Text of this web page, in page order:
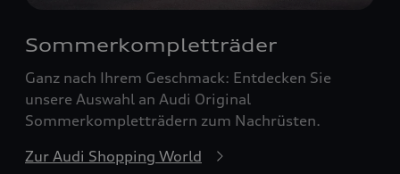
Sommerkompletträder
Ganz nach Ihrem Geschmack: Entdecken Sie
unsere Auswahl an Audi Original
Sommerkompletträdern zum Nachrüsten.
Zur Audi Shopping World